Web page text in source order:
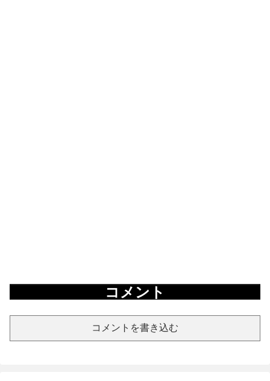
コメント
コメントを書き込む